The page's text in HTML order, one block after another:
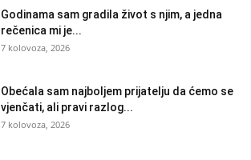
Godinama sam gradila život s njim, a jedna
rečenica mi je...
7 kolovoza, 2026
Obećala sam najboljem prijatelju da ćemo se
vjenčati, ali pravi razlog...
7 kolovoza, 2026